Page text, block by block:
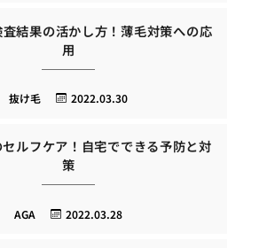
結果の活かし方！薄毛対策への応
用
2022.03.30
抜け毛
ルフケア！自宅でできる予防と対
策
2022.03.28
AGA